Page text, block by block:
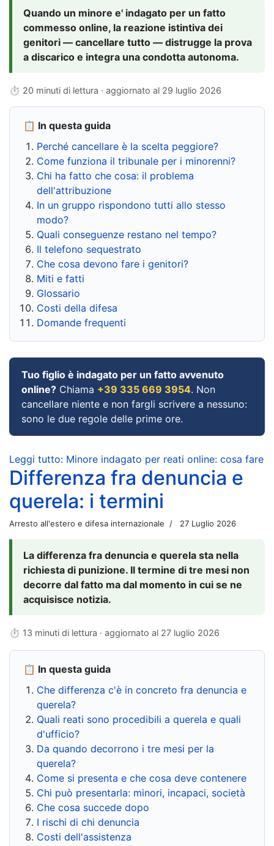
Quando un minore e' indagato per un fatto
commesso online, la reazione istintiva dei
genitori — cancellare tutto — distrugge la prova
a discarico e integra una condotta autonoma.
⏱ 20 minuti di lettura · aggiornato al 29 luglio 2026
📋 In questa guida
Perché cancellare è la scelta peggiore?
Come funziona il tribunale per i minorenni?
Chi ha fatto che cosa: il problema
dell'attribuzione
In un gruppo rispondono tutti allo stesso
modo?
Quali conseguenze restano nel tempo?
Il telefono sequestrato
Che cosa devono fare i genitori?
Miti e fatti
Glossario
Costi della difesa
Domande frequenti
Tuo figlio è indagato per un fatto avvenuto
online? Chiama +39 335 669 3954. Non
cancellare niente e non fargli scrivere a nessuno:
sono le due regole delle prime ore.
Leggi tutto: Minore indagato per reati online: cosa fare
Differenza fra denuncia e
querela: i termini
Arresto all'estero e difesa internazionale 27 Luglio 2026
La differenza fra denuncia e querela sta nella
richiesta di punizione. Il termine di tre mesi non
decorre dal fatto ma dal momento in cui se ne
acquisisce notizia.
⏱ 13 minuti di lettura · aggiornato al 27 luglio 2026
📋 In questa guida
Che differenza c'è in concreto fra denuncia e
querela?
Quali reati sono procedibili a querela e quali
d'ufficio?
Da quando decorrono i tre mesi per la
querela?
Come si presenta e che cosa deve contenere
Chi può presentarla: minori, incapaci, società
Che cosa succede dopo
I rischi di chi denuncia
Costi dell'assistenza